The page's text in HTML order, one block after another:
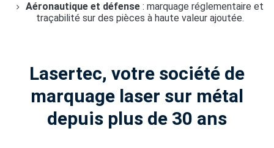
Aéronautique et défense : marquage réglementaire et
traçabilité sur des pièces à haute valeur ajoutée.
Lasertec, votre société de
marquage laser sur métal
depuis plus de 30 ans